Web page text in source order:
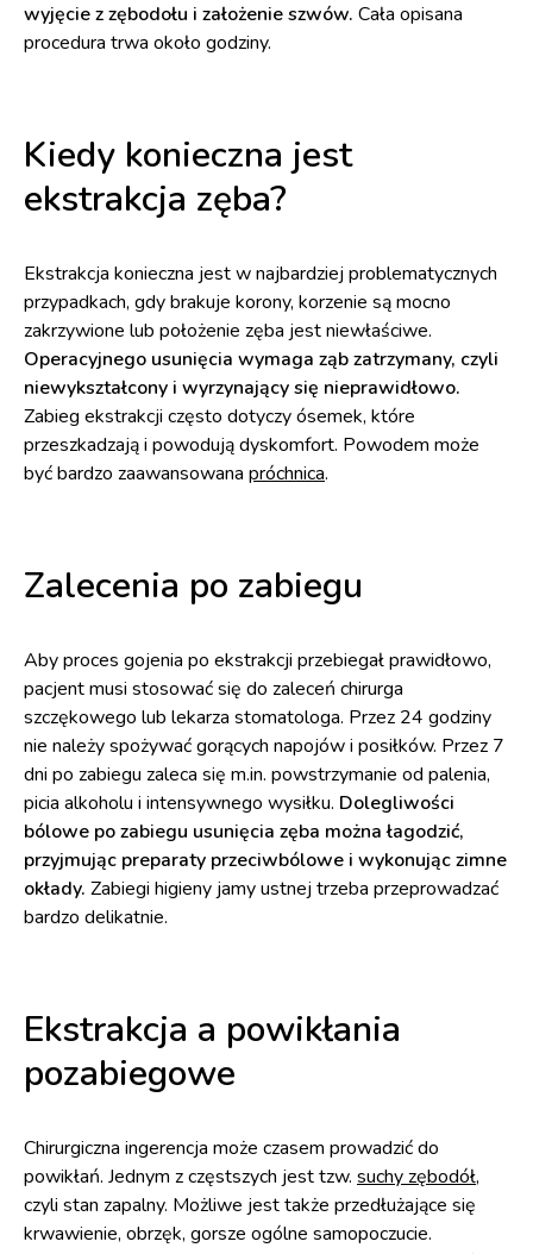
wyjęcie z zębodołu i założenie szwów. Cała opisana
procedura trwa około godziny.
Kiedy konieczna jest
ekstrakcja zęba?
Ekstrakcja konieczna jest w najbardziej problematycznych
przypadkach, gdy brakuje korony, korzenie są mocno
zakrzywione lub położenie zęba jest niewłaściwe.
Operacyjnego usunięcia wymaga ząb zatrzymany, czyli
niewykształcony i wyrzynający się nieprawidłowo.
Zabieg ekstrakcji często dotyczy ósemek, które
przeszkadzają i powodują dyskomfort. Powodem może
być bardzo zaawansowana próchnica.
Zalecenia po zabiegu
Aby proces gojenia po ekstrakcji przebiegał prawidłowo,
pacjent musi stosować się do zaleceń chirurga
szczękowego lub lekarza stomatologa. Przez 24 godziny
nie należy spożywać gorących napojów i posiłków. Przez 7
dni po zabiegu zaleca się m.in. powstrzymanie od palenia,
picia alkoholu i intensywnego wysiłku. Dolegliwości
bólowe po zabiegu usunięcia zęba można łagodzić,
przyjmując preparaty przeciwbólowe i wykonując zimne
okłady. Zabiegi higieny jamy ustnej trzeba przeprowadzać
bardzo delikatnie.
Ekstrakcja a powikłania
pozabiegowe
Chirurgiczna ingerencja może czasem prowadzić do
powikłań. Jednym z częstszych jest tzw. suchy zębodół,
czyli stan zapalny. Możliwe jest także przedłużające się
krwawienie, obrzęk, gorsze ogólne samopoczucie.